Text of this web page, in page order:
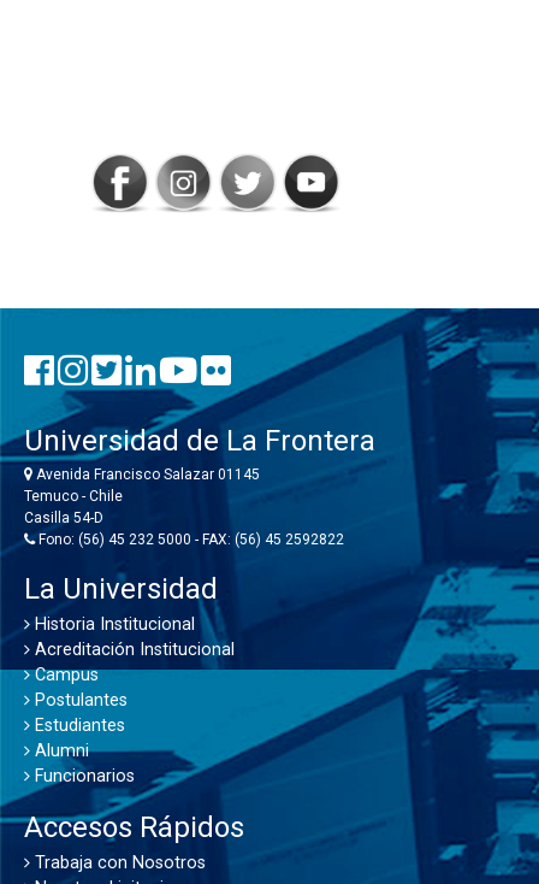
Universidad de La Frontera
Avenida Francisco Salazar 01145
Temuco - Chile
Casilla 54-D
Fono: (56) 45 232 5000 - FAX: (56) 45 2592822
La Universidad
Historia Institucional
Acreditación Institucional
Campus
Postulantes
Estudiantes
Alumni
Funcionarios
Accesos Rápidos
Trabaja con Nosotros